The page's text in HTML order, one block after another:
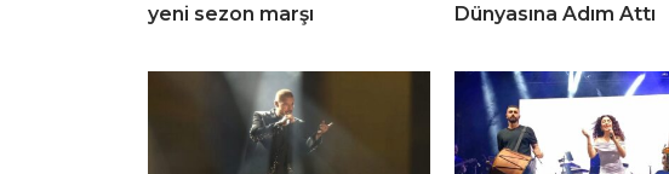
yeni sezon marşı
Dünyasına Adım Attı